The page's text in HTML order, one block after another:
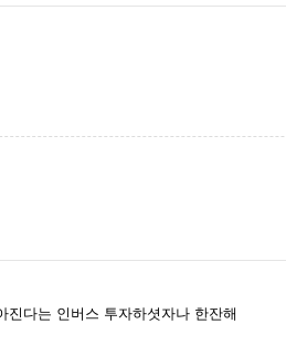
진다는 인버스 투자하셧자나 한잔해